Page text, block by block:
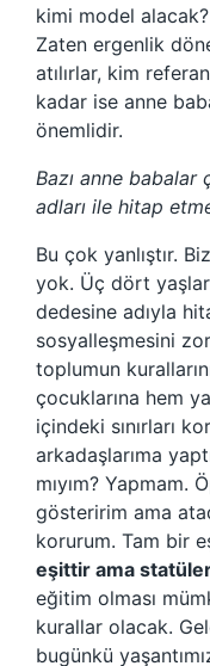
kimi model
Zaten ergenlik
atılırlar, kim
kadar ise anne
önemlidir.
Bazı anne babalar
adları ile hitap
Bu çok yanlıştır.
yok. Üç dört
dedesine adıyla
sosyalleşmesini
toplumun
çocuklarına hem
içindeki sınırları
arkadaşlarıma
mıyım? Yapmam.
gösteririm ama
korurum. Tam bir
eşittir ama statüler
eğitim olması
kurallar olacak.
bugünkü